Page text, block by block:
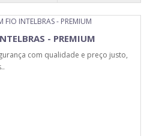
- PREMIUM
com qualidade e preço justo,